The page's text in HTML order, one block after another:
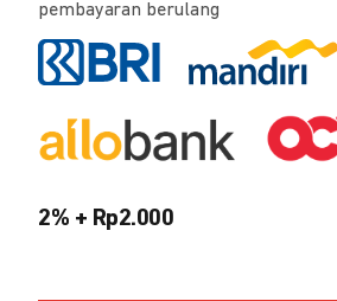
pembayaran berulang
2% + Rp2.000